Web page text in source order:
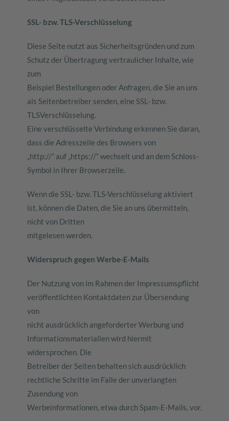
SSL- bzw. TLS-Verschlüsselung
Diese Seite nutzt aus Sicherheitsgründen und zum
Schutz der Übertragung vertraulicher Inhalte, wie
zum
Beispiel Bestellungen oder Anfragen, die Sie an uns
als Seitenbetreiber senden, eine SSL- bzw.
TLSVerschlüsselung.
Eine verschlüsselte Verbindung erkennen Sie daran,
dass die Adresszeile des Browsers von
„http://“ auf „https://“ wechselt und an dem Schloss-
Symbol in Ihrer Browserzeile.
Wenn die SSL- bzw. TLS-Verschlüsselung aktiviert
ist, können die Daten, die Sie an uns übermitteln,
nicht von Dritten
mitgelesen werden.
Widerspruch gegen Werbe-E-Mails
Der Nutzung von im Rahmen der Impressumspflicht
veröffentlichten Kontaktdaten zur Übersendung
von
nicht ausdrücklich angeforderter Werbung und
Informationsmaterialien wird hiermit
widersprochen. Die
Betreiber der Seiten behalten sich ausdrücklich
rechtliche Schritte im Falle der unverlangten
Zusendung von
Werbeinformationen, etwa durch Spam-E-Mails, vor.